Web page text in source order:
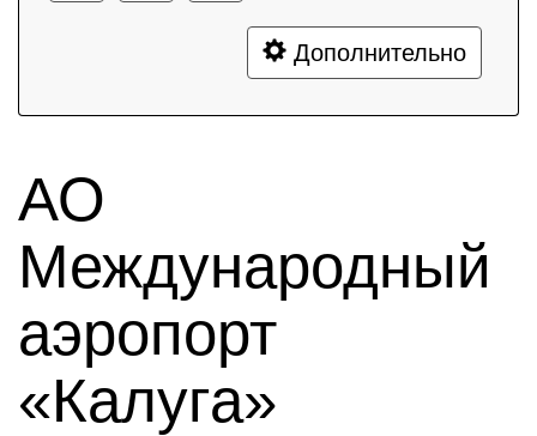
Дополнительно
АО
Международный
аэропорт
«Калуга»